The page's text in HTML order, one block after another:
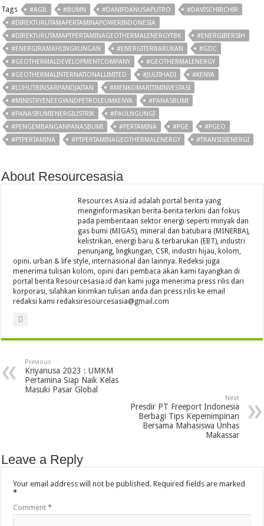
Tags #AGIL #BUMN #DANIFDANUSAPUTRO
#DAVISCHIRCHIR
#DIREKTURUTAMAPERTAMINAPOWERINDONESIA
#DIREKTURUTAMAPTPERTAMINAGEOTHERMALENERGYTBK
#ENERGIBERSIH
#ENERGIRAMAHLINGKUNGAN
#ENERGITERBARUKAN
#GDC
#GEOTHERMALDEVELOPMENTCOMPANY
#GEOTHERMALENERGY
#GEOTHERMALINTERNATIONALLIMITED
#JULFIHADI
#KENYA
#LUHUTBINSARPANDJAITAN
#MENKOMARITIMINVESTASI
#MINISTRYENEEGYANDPETROLEUMKENYA
#PANASBUMI
#PANASBUMIENERGILISTRIK
#PAULNGUNGI
#PENGEMBANGANPANASBUMI
#PERTAMINA #PGE
#PGEO
#PTPERTAMINA
#PTPERTAMINAGEOTHERMALENERGY #TRANSISIENERGI
About Resourcesasia
Resources Asia.id adalah portal berita yang
menginformasikan berita-berita terkini dan fokus
pada pemberitaan sektor energi seperti minyak dan
gas bumi (MIGAS), mineral dan batubara (MINERBA),
kelistrikan, energi baru & terbarukan (EBT), industri
penunjang, lingkungan, CSR, industri hijau, kolom,
opini. urban & life style, internasional dan lainnya. Redeksi juga
menerima tulisan kolom, opini dari pembaca akan kami tayangkan di
portal berita Resourcesasia.id dan kami juga menerima press rilis dari
korporasi, silahkan kirimkan tulisan anda dan press rilis ke email
redaksi kami redaksiresourcesasia@gmail.com
Previous
Kriyanusa 2023 : UMKM
Pertamina Siap Naik Kelas
Masuki Pasar Global
Next
Presdir PT Freeport Indonesia
Berbagi Tips Kepemimpinan
Bersama Mahasiswa Unhas
Makassar
Leave a Reply
Your email address will not be published. Required fields are marked
*
Comment*